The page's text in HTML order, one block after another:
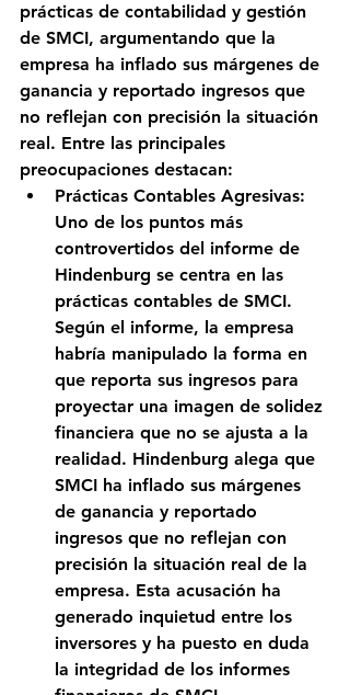
prácticas de contabilidad y gestión
de SMCI, argumentando que la
empresa ha inflado sus márgenes de
ganancia y reportado ingresos que
no reflejan con precisión la situación
real. Entre las principales
preocupaciones destacan:
Prácticas Contables Agresivas:
Uno de los puntos más
controvertidos del informe de
Hindenburg se centra en las
prácticas contables de SMCI.
Según el informe, la empresa
habría manipulado la forma en
que reporta sus ingresos para
proyectar una imagen de solidez
financiera que no se ajusta a la
realidad. Hindenburg alega que
SMCI ha inflado sus márgenes
de ganancia y reportado
ingresos que no reflejan con
precisión la situación real de la
empresa. Esta acusación ha
generado inquietud entre los
inversores y ha puesto en duda
la integridad de los informes